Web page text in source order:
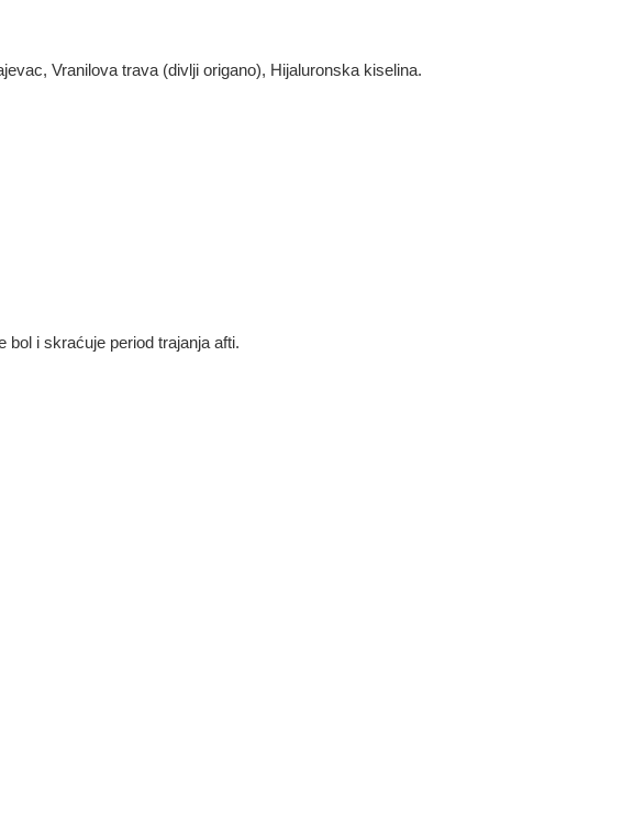
Vranilova trava (divlji origano), Hijaluronska kiselina.
bol i skraćuje period trajanja afti.